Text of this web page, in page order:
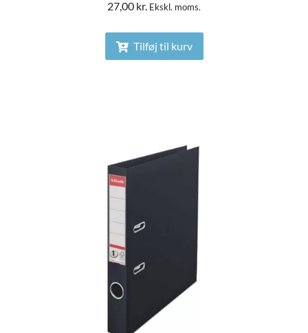
27,00 kr. Ekskl. moms.
Tilføj til kurv